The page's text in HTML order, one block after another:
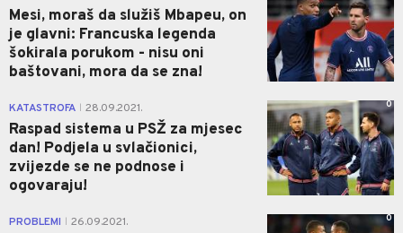
Mesi, moraš da služiš Mbapeu, on
je glavni: Francuska legenda
šokirala porukom - nisu oni
baštovani, mora da se zna!
KATASTROFA 28.09.2021.
Raspad sistema u PSŽ za mjesec
dan! Podjela u svlačionici,
zvijezde se ne podnose i
ogovaraju!
0
PROBLEMI 26.09.2021. 0